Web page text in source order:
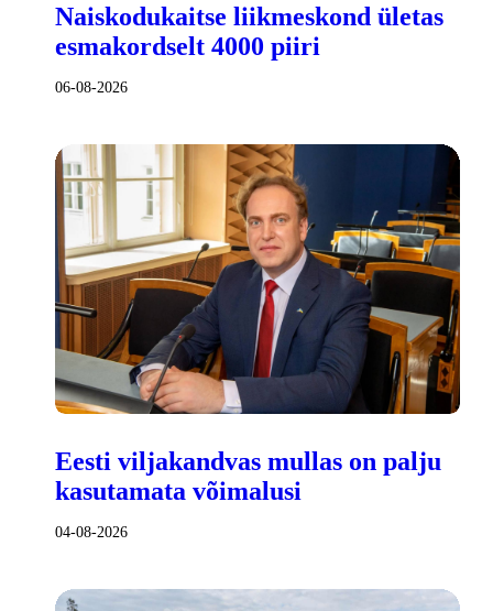
Naiskodukaitse liikmeskond ületas
esmakordselt 4000 piiri
06-08-2026
Eesti viljakandvas mullas on palju
kasutamata võimalusi
04-08-2026